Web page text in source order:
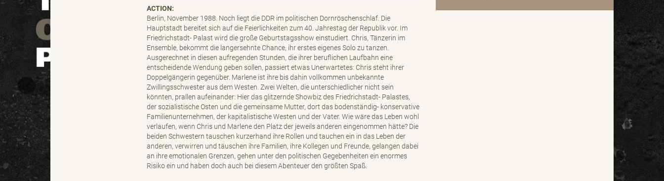
ACTION:
Berlin, November 1988. Noch liegt die DDR im politischen Dornröschenschlaf. Die
Hauptstadt bereitet sich auf die Feierlichkeiten zum 40. Jahrestag der Republik vor. Im
Friedrichstadt- Palast wird die große Geburtstagsshow einstudiert. Chris, Tänzerin im
Ensemble, bekommt die langersehnte Chance, ihr erstes eigenes Solo zu tanzen.
Ausgerechnet in diesen aufregenden Stunden, die ihrer beruflichen Laufbahn eine
entscheidende Wendung geben sollen, passiert etwas Unerwartetes: Chris steht ihrer
Doppelgängerin gegenüber. Marlene ist ihre bis dahin vollkommen unbekannte
Zwillingsschwester aus dem Westen. Zwei Welten, die unterschiedlicher nicht sein
könnten, prallen aufeinander: Hier das glitzernde Showbiz des Friedrichstadt- Palastes,
der sozialistische Osten und die gemeinsame Mutter, dort das bodenständig- konservative
Familienunternehmen, der kapitalistische Westen und der Vater. Wie wäre das Leben wohl
verlaufen, wenn Chris und Marlene den Platz der jeweils anderen eingenommen hätte? Die
beiden Schwestern tauschen kurzerhand ihre Rollen und tauchen ein in das Leben der
anderen, verwirren und täuschen ihre Familien, ihre Kollegen und Freunde, gelangen dabei
an ihre emotionalen Grenzen, gehen unter den politischen Gegebenheiten ein enormes
Risiko ein und haben doch auch bei diesem Abenteuer den größten Spaß.